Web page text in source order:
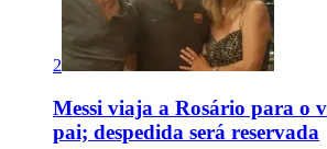
2
Messi viaja a Rosário para o
pai; despedida será reservada